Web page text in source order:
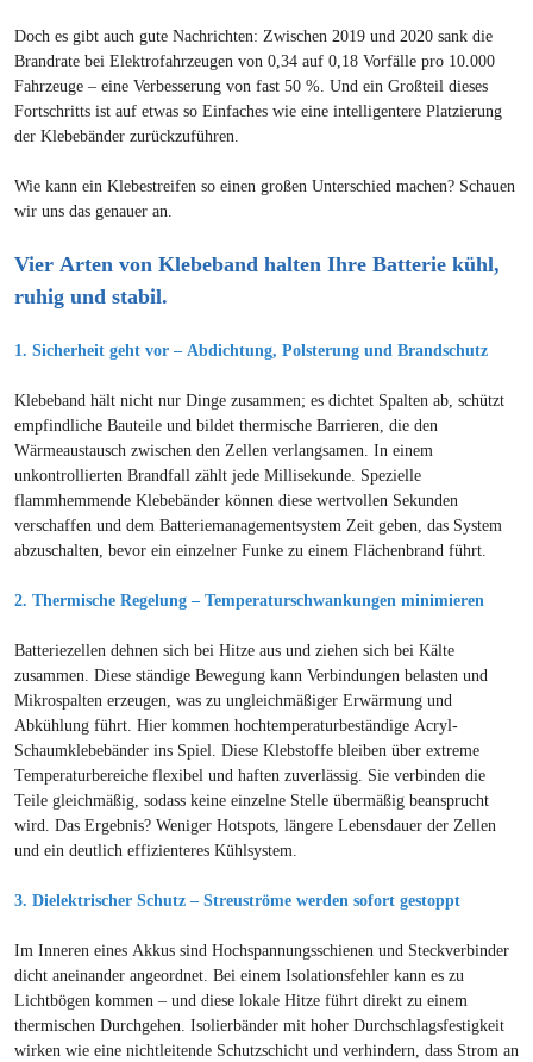
Doch es gibt auch gute Nachrichten: Zwischen 2019 und 2020 sank die
Brandrate bei Elektrofahrzeugen von 0,34 auf 0,18 Vorfälle pro 10.000
Fahrzeuge – eine Verbesserung von fast 50 %. Und ein Großteil dieses
Fortschritts ist auf etwas so Einfaches wie eine intelligentere Platzierung
der Klebebänder zurückzuführen.
Wie kann ein Klebestreifen so einen großen Unterschied machen? Schauen
wir uns das genauer an.
Vier Arten von Klebeband halten Ihre Batterie kühl,
ruhig und stabil.
1. Sicherheit geht vor – Abdichtung, Polsterung und Brandschutz
Klebeband hält nicht nur Dinge zusammen; es dichtet Spalten ab, schützt
empfindliche Bauteile und bildet thermische Barrieren, die den
Wärmeaustausch zwischen den Zellen verlangsamen. In einem
unkontrollierten Brandfall zählt jede Millisekunde. Spezielle
flammhemmende Klebebänder können diese wertvollen Sekunden
verschaffen und dem Batteriemanagementsystem Zeit geben, das System
abzuschalten, bevor ein einzelner Funke zu einem Flächenbrand führt.
2. Thermische Regelung – Temperaturschwankungen minimieren
Batteriezellen dehnen sich bei Hitze aus und ziehen sich bei Kälte
zusammen. Diese ständige Bewegung kann Verbindungen belasten und
Mikrospalten erzeugen, was zu ungleichmäßiger Erwärmung und
Abkühlung führt. Hier kommen hochtemperaturbeständige Acryl-
Schaumklebebänder ins Spiel. Diese Klebstoffe bleiben über extreme
Temperaturbereiche flexibel und haften zuverlässig. Sie verbinden die
Teile gleichmäßig, sodass keine einzelne Stelle übermäßig beansprucht
wird. Das Ergebnis? Weniger Hotspots, längere Lebensdauer der Zellen
und ein deutlich effizienteres Kühlsystem.
3. Dielektrischer Schutz – Streuströme werden sofort gestoppt
Im Inneren eines Akkus sind Hochspannungsschienen und Steckverbinder
dicht aneinander angeordnet. Bei einem Isolationsfehler kann es zu
Lichtbögen kommen – und diese lokale Hitze führt direkt zu einem
thermischen Durchgehen. Isolierbänder mit hoher Durchschlagsfestigkeit
wirken wie eine nichtleitende Schutzschicht und verhindern, dass Strom an